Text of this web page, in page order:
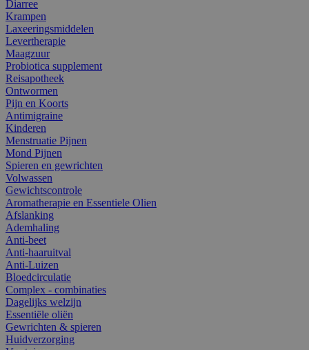
Diarree
Krampen
Laxeeringsmiddelen
Levertherapie
Maagzuur
Probiotica supplement
Reisapotheek
Ontwormen
Pijn en Koorts
Antimigraine
Kinderen
Menstruatie Pijnen
Mond Pijnen
Spieren en gewrichten
Volwassen
Gewichtscontrole
Aromatherapie en Essentiele Olien
Afslanking
Ademhaling
Anti-beet
Anti-haaruitval
Anti-Luizen
Bloedcirculatie
Complex - combinaties
Dagelijks welzijn
Essentiële oliën
Gewrichten & spieren
Huidverzorging